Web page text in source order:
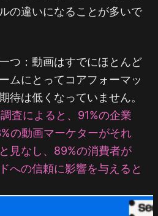
の違いになることが多いで
つ：動画はすでにほとんど
ムにとってコアフォーマッ
待は低くなっていません。
査によると、91%の企業
の動画マーケターがそれ
見なし、89%の消費者が
への信頼に影響を与えると